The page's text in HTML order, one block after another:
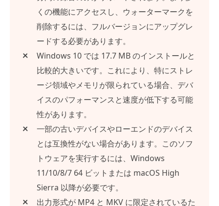
くの機能にアクセスし、ウォーターマークを
削除するには、フルバージョンにアップグレ
ードする必要があります。
Windows 10 では 17.7 MB のインストールと
比較的大きいです。これにより、特にストレ
ージ領域やメモリが限られている場合、デバ
イスのパフォーマンスと速度が低下する可能
性があります。
一部の古いデバイスやローエンドのデバイス
とは互換性がない場合があります。このソフ
トウェアを実行するには、Windows
11/10/8/7 64 ビットまたは macOS High
Sierra 以降が必要です。
出力形式が MP4 と MKV に限定されているた